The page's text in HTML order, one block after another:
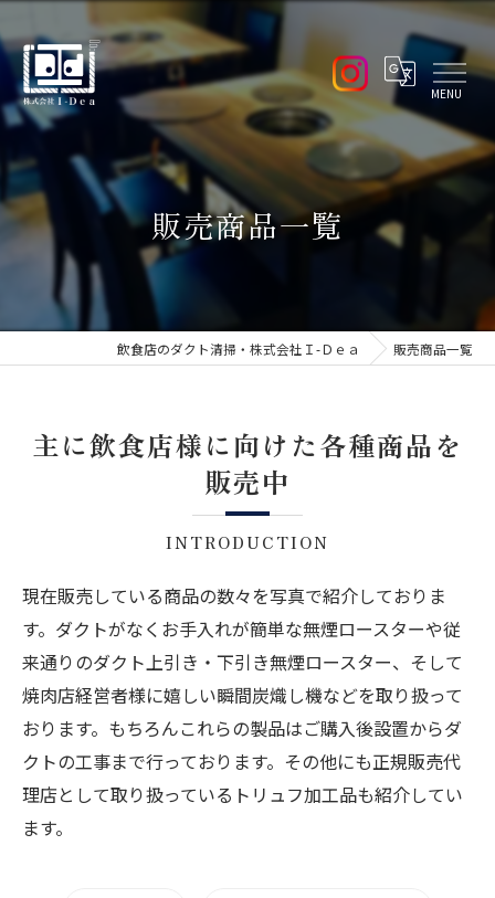
販売商品一覧
飲食店のダクト清掃・株式会社Ｉ-Ｄｅａ 販売商品一覧
主に飲食店様に向けた各種商品を
販売中
INTRODUCTION
現在販売している商品の数々を写真で紹介しておりま
す。ダクトがなくお手入れが簡単な無煙ロースターや従
来通りのダクト上引き・下引き無煙ロースター、そして
焼肉店経営者様に嬉しい瞬間炭熾し機などを取り扱って
おります。もちろんこれらの製品はご購入後設置からダ
クトの工事まで行っております。その他にも正規販売代
理店として取り扱っているトリュフ加工品も紹介してい
ます。